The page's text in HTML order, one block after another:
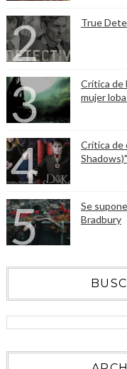
True
Crítica de
mujer
Crítica de
Se
Bradbury